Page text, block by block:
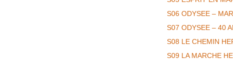
S06 ODYSEE –
S07 ODYSEE – 40
S08 LE CHEMIN
S09 LA MARCHE